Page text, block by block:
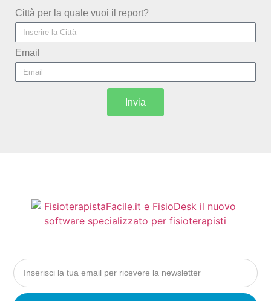
Città per la quale vuoi il report?
Email
Invia